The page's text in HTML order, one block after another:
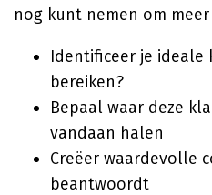
nog kunt nemen om
Identificeer je ideale
bereiken?
Bepaal waar deze
vandaan halen
Creëer waardevolle
beantwoordt